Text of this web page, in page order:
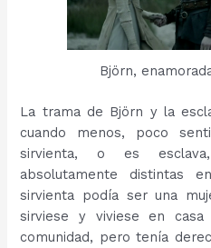
Björn,
La trama de Björn y la
cuando menos, poco
sirvienta, o es
absolutamente distintas
sirvienta podía ser una
sirviese y viviese en casa
comunidad, pero tenía